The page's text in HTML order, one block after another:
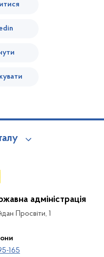
адміністрація
Просвіти, 1
165